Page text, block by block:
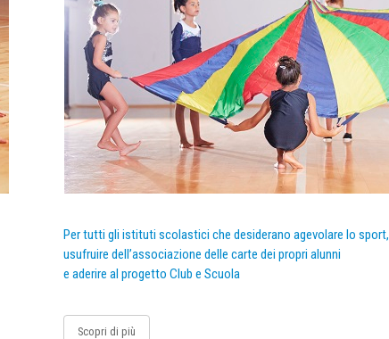
Per tutti gli istituti scolastici che desiderano agevolare lo sport,
usufruire dell’associazione delle carte dei propri alunni
e aderire al progetto Club e Scuola
Scopri di più